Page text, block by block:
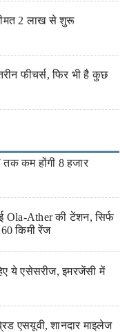
2 लाख से शुरू
फीचर्स, फिर भी है कुछ
तक कम होंगी 8 हजार
Ola-Ather की टेंशन, सिर्फ
किमी रेंज
ये एसेसरीज, इमरजेंसी में
एसयूवी, शानदार माइलेज